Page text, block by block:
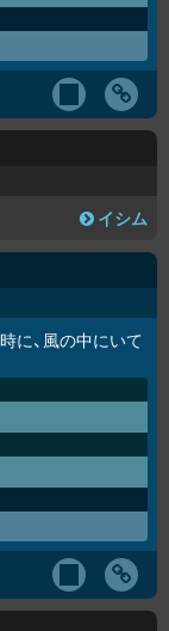
イシム
に、風の中にいて